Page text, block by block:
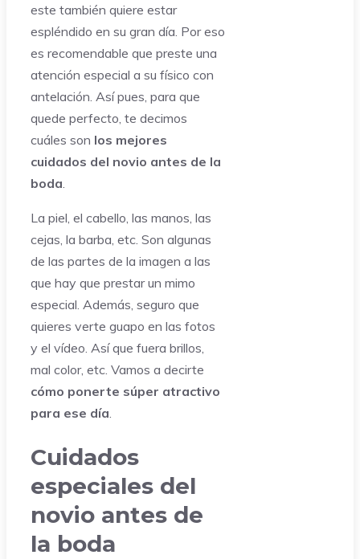
este también quiere estar
espléndido en su gran día. Por eso
es recomendable que preste una
atención especial a su físico con
antelación. Así pues, para que
quede perfecto, te decimos
cuáles son los mejores
cuidados del novio antes de la
boda
La piel, el cabello, las manos, las
cejas, la barba, etc. Son algunas
de las partes de la imagen a las
que hay que prestar un mimo
especial. Además, seguro que
quieres verte guapo en las fotos
y el vídeo. Así que fuera brillos,
mal color, etc. Vamos a decirte
cómo ponerte súper atractivo
para ese día
Cuidados
especiales del
novio antes de
la boda